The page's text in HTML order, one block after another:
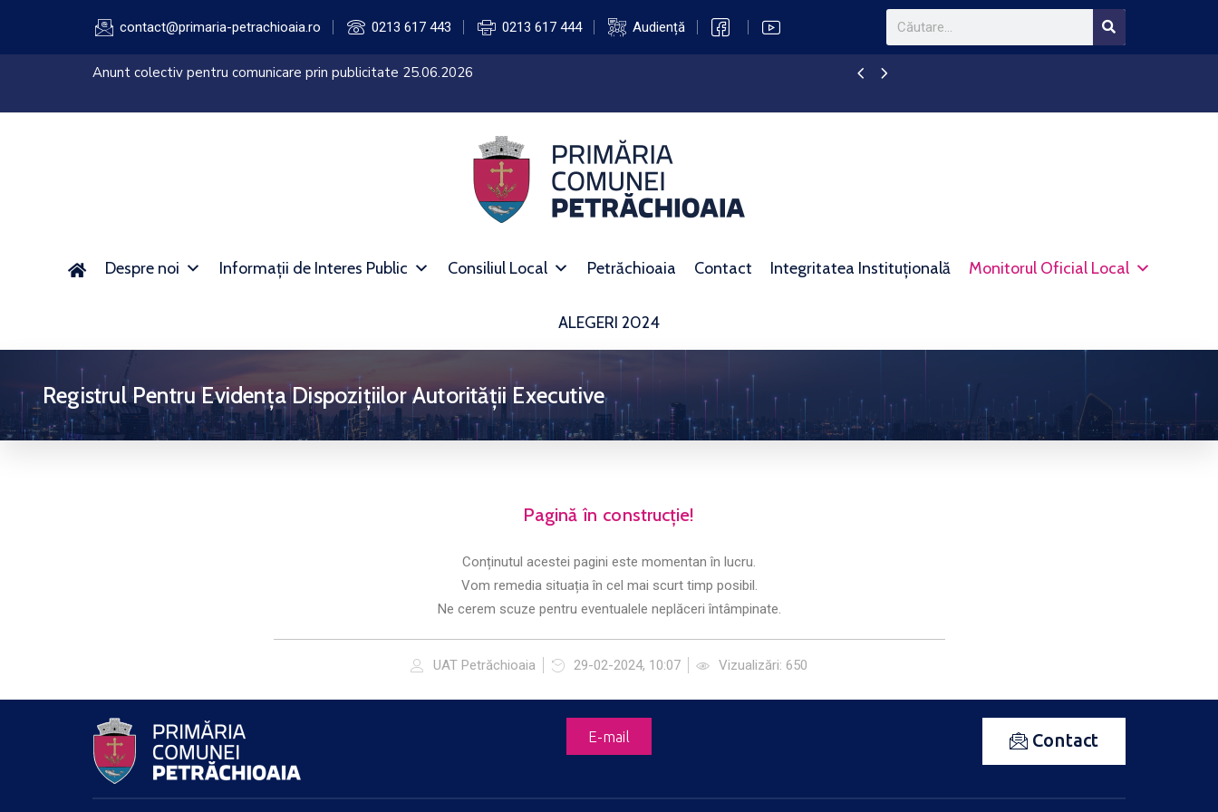
contact@primaria-petrachioaia.ro 0213 617 443 0213 617 444 Audiență
Anunt colectiv pentru comunicare prin publicitate 25.06.2026
Despre noi Informații de Interes Public Consiliul Local Petrăchioaia Contact Integritatea Instituțională Monitorul Oficial Local
ALEGERI 2024
Registrul Pentru Evidența Dispozițiilor Autorității Executive
Pagină în construcție!
Conținutul acestei pagini este momentan în lucru.
Vom remedia situația în cel mai scurt timp posibil.
Ne cerem scuze pentru eventualele neplăceri întâmpinate.
UAT Petrăchioaia 29-02-2024, 10:07 Vizualizări: 650
E-mail Contact